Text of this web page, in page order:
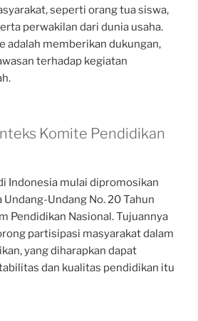
seperti orang tua siswa,
perwakilan dari dunia usaha.
adalah memberikan dukungan,
terhadap kegiatan
Komite Pendidikan
Indonesia mulai dipromosikan
Undang No. 20 Tahun
Pendidikan Nasional. Tujuannya
partisipasi masyarakat dalam
yang diharapkan dapat
dan kualitas pendidikan itu